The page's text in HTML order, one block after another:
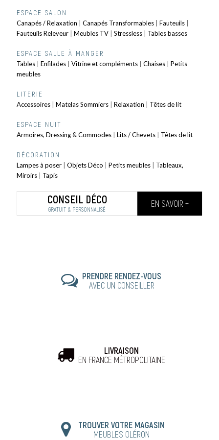
ESPACE SALON
Canapés / Relaxation Canapés Transformables| Fauteuils|
Fauteuils Releveur| Meubles TV| Stressless| Tables basses
ESPACE SALLE À MANGER
Tables| Enfilades| Vitrine et compléments| Chaises| Petits
meubles
LITERIE
Accessoires| Matelas Sommiers| Relaxation Têtes de lit
ESPACE NUIT
Armoires, Dressing & Commodes| Lits / Chevets| Têtes de lit
DÉCORATION
Lampes à poser| Objets Déco Petits meubles| Tableaux,
Miroirs| Tapis
CONSEIL DÉCO
GRATUIT & PERSONNALISÉ
EN SAVOIR +
PRENDRE RENDEZ-VOUS
AVEC UN CONSEILLER
LIVRAISON
EN FRANCE MÉTROPOLITAINE
TROUVER VOTRE MAGASIN
MEUBLES OLÉRON